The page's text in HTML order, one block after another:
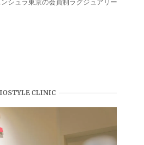
シュラ東京の会員制ラグジュアリー
CLINIC